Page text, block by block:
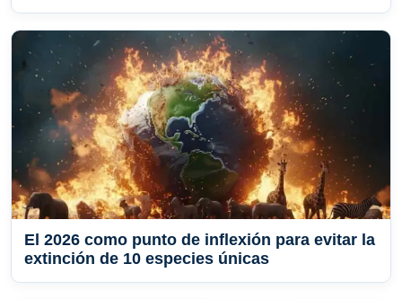
El 2026 como punto de inflexión para evitar la
extinción de 10 especies únicas